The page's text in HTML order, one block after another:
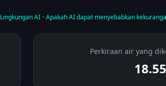
AI · Apakah AI dapat menyebabkan
Perkiraan air yang